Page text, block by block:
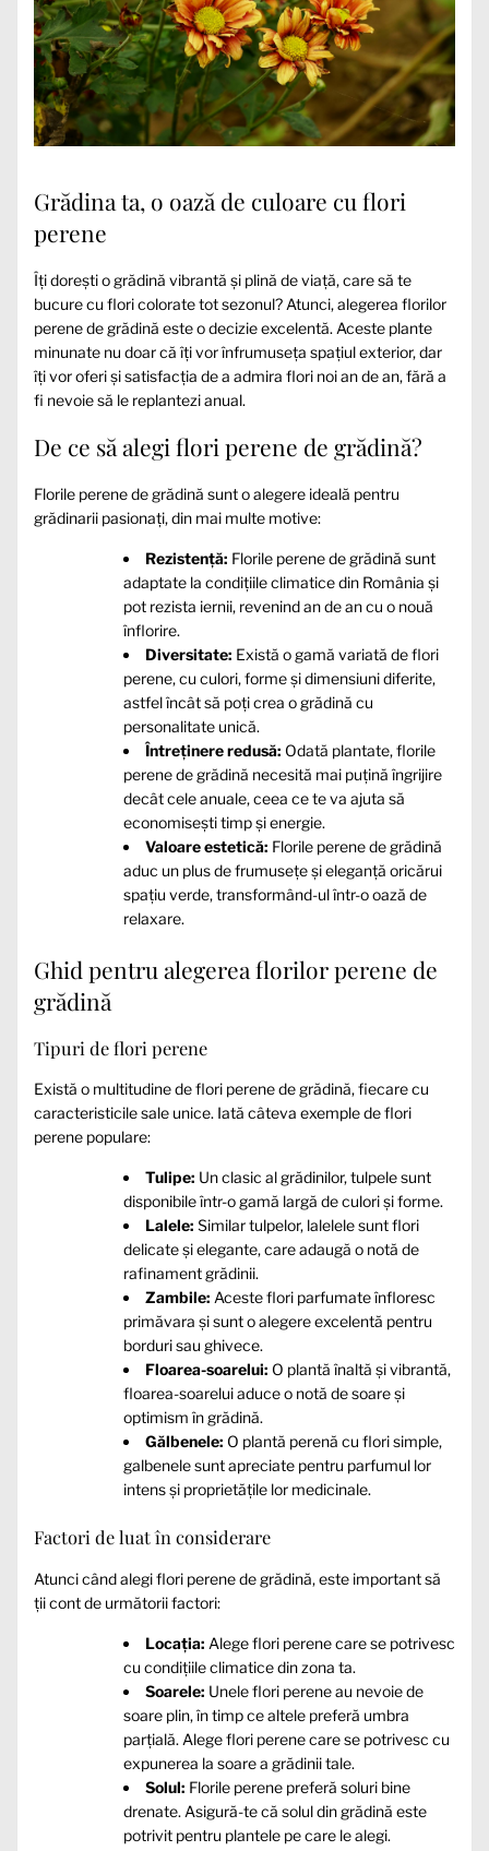
Grădina ta, o oază de culoare cu flori
perene
Îți dorești o grădină vibrantă și plină de viață, care să te
bucure cu flori colorate tot sezonul? Atunci, alegerea florilor
perene de grădină este o decizie excelentă. Aceste plante
minunate nu doar că îți vor înfrumuseța spațiul exterior, dar
îți vor oferi și satisfacția de a admira flori noi an de an, fără a
fi nevoie să le replantezi anual.
De ce să alegi flori perene de grădină?
Florile perene de grădină sunt o alegere ideală pentru
grădinarii pasionați, din mai multe motive:
Rezistență: Florile perene de grădină sunt
adaptate la condițiile climatice din România și
pot rezista iernii, revenind an de an cu o nouă
înflorire.
Diversitate: Există o gamă variată de flori
perene, cu culori, forme și dimensiuni diferite,
astfel încât să poți crea o grădină cu
personalitate unică.
Întreținere redusă: Odată plantate, florile
perene de grădină necesită mai puțină îngrijire
decât cele anuale, ceea ce te va ajuta să
economisești timp și energie.
Valoare estetică: Florile perene de grădină
aduc un plus de frumusețe și eleganță oricărui
spațiu verde, transformând-ul într-o oază de
relaxare.
Ghid pentru alegerea florilor perene de
grădină
Tipuri de flori perene
Există o multitudine de flori perene de grădină, fiecare cu
caracteristicile sale unice. Iată câteva exemple de flori
perene populare:
Tulipe: Un clasic al grădinilor, tulpele sunt
disponibile într-o gamă largă de culori și forme.
Lalele: Similar tulpelor, lalelele sunt flori
delicate și elegante, care adaugă o notă de
rafinament grădinii.
Zambile: Aceste flori parfumate înfloresc
primăvara și sunt o alegere excelentă pentru
borduri sau ghivece.
Floarea-soarelui: O plantă înaltă și vibrantă,
floarea-soarelui aduce o notă de soare și
optimism în grădină.
Gălbenele: O plantă perenă cu flori simple,
galbenele sunt apreciate pentru parfumul lor
intens și proprietățile lor medicinale.
Factori de luat în considerare
Atunci când alegi flori perene de grădină, este important să
ții cont de următorii factori:
Locația: Alege flori perene care se potrivesc
cu condițiile climatice din zona ta.
Soarele: Unele flori perene au nevoie de
soare plin, în timp ce altele preferă umbra
parțială. Alege flori perene care se potrivesc cu
expunerea la soare a grădinii tale.
Solul: Florile perene preferă soluri bine
drenate. Asigură-te că solul din grădină este
potrivit pentru plantele pe care le alegi.